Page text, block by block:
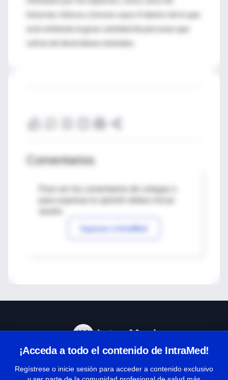
historias clínicas y breves rayos X dentro de lo que
está sintiendo la gran cantidad de personas que
sufren de desórdenes mentales.
Comentarios
Para ver los comentarios de colegas o
Ingresar a IntraMed
¡Acceda a todo el contenido de IntraMed!
Regístrese o inicie sesión para acceder a contenido exclusivo